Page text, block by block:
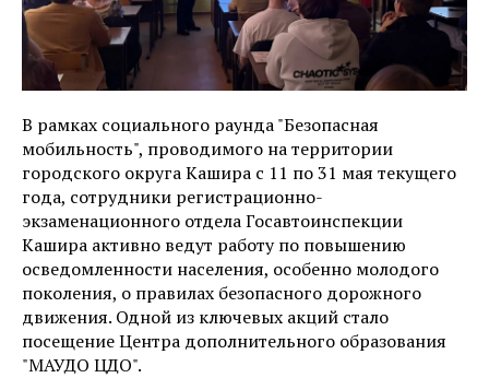
В рамках социального раунда "Безопасная
мобильность", проводимого на территории
городского округа Кашира с 11 по 31 мая текущего
года, сотрудники регистрационно-
экзаменационного отдела Госавтоинспекции
Кашира активно ведут работу по повышению
осведомленности населения, особенно молодого
поколения, о правилах безопасного дорожного
движения. Одной из ключевых акций стало
посещение Центра дополнительного образования
"МАУДО ЦДО".